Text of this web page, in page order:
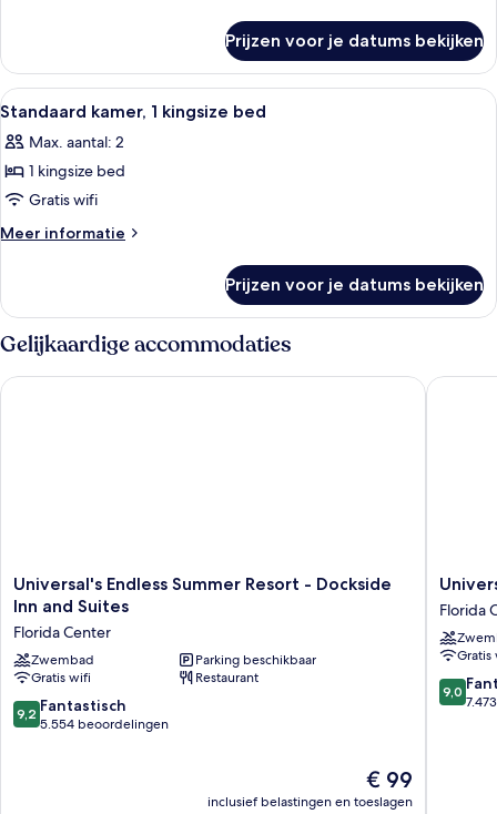
mindervaliden
(Mobility
&
Hearing,
Roll-
in
laden
1
queensize
bed,
voor
mindervaliden
&
Hearing,
Roll-
Prijzen voor je datums bekijken
Alle
foto's
voor
Standaard
kamer,
1
laden
Een hotelkamer met een bed,
5
Standaard kamer, 1 kingsize bed
Max. aantal: 2
1 kingsize bed
Gratis wifi
Meer informatie
Meer
kamer,
kingsize
bed
Prijzen voor je datums bekijken
Gelijkaardige accommodaties
Universal's
Endless
Resort
-
Dockside
Inn
and
Universal's Endless Summer Resort - Dockside
Inn and Suites
Florida Center
Zwembad
Parking beschikbaar
Gratis wifi
Restaurant
9.2
van
9,2 Fantastisch
5.554 beoordelingen
De
prijs
€ 99
inclusief belastingen en toeslagen
Universal's Endless Summer Resort - Dockside Inn and Suites
Cabana
Bay
Beach
Resort
Florida
Center
Florida
Gratis
9.0
van
9,0